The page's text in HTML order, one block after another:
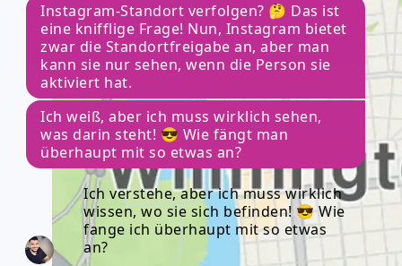
Instagram-Standort verfolgen? 🤔 Das ist
eine knifflige Frage! Nun, Instagram bietet
zwar die Standortfreigabe an, aber man
kann sie nur sehen, wenn die Person sie
aktiviert hat.
Ich weiß, aber ich muss wirklich sehen,
was darin steht! 😎 Wie fängt man
überhaupt mit so etwas an?
Ich verstehe, aber ich muss wirklich
wissen, wo sie sich befinden! 😎 Wie
fange ich überhaupt mit so etwas
an?